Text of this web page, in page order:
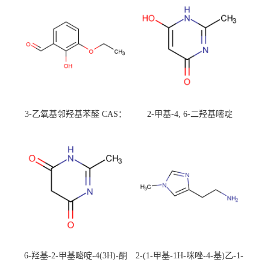
3-乙氧基邻羟基苯醛 CAS：
校可先用后付
2-甲基-4, 6-二羟基嘧啶
6-羟基-2-甲基嘧啶-4(3H)-酮
2-(1-甲基-1H-咪唑-4-基)乙-1-